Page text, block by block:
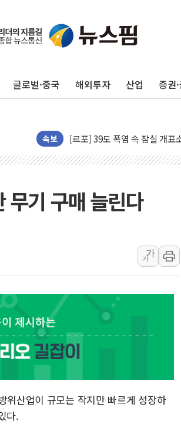
글로벌·중국 해외투자 산업 증권
속보
주한미군 "오산기지 누출, 백린
구미 폐염산처리업체서 불 2
강원도 폭염특보 11일째…온
[코인 시황] 비트코인, ETF 자
강원·전라권 폭염중대경보
빚투·레버리지 줄었지만, 반
[2보] 북한, 원산서 동해상 단거
종로·중구 오피스 78%가 준
성폭력 피해자 보호단체, 경
우크라, 러 탄도미사일 공격
"5.18은 북한 지령" 설교한 목사
[종합] 특검, '양평' 원희룡 2차
[내일날씨] 절기상 '입추'에 폭
제천 바이오밸리 공장 옥상서
개혁신당 "민주, '盧 수사' 악
CJ온스타일, 2분기 영업익
무기 구매 늘린다
가
가
위산업이 규모는 작지만 빠르게 성장하
다.